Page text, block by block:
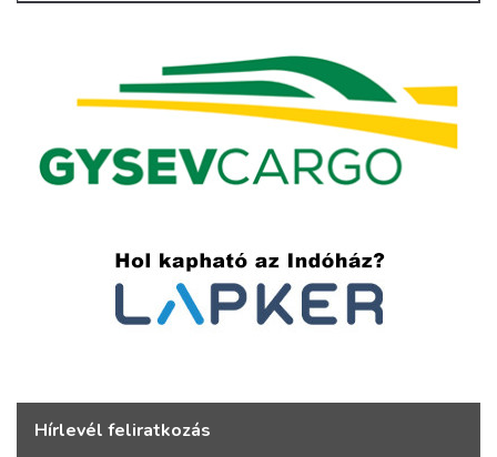
Hírlevél feliratkozás